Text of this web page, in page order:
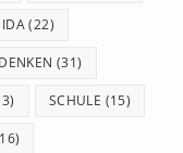
(22)
(31)
SCHULE (15)